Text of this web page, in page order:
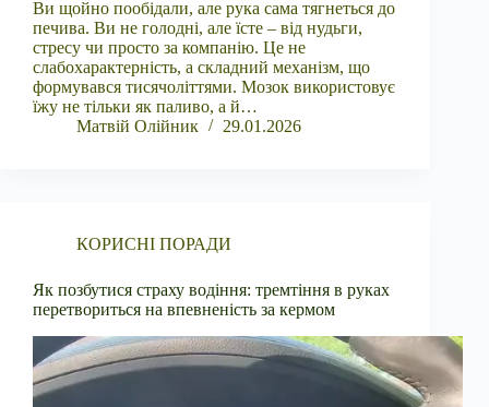
Ви щойно пообідали, але рука сама тягнеться до
печива. Ви не голодні, але їсте – від нудьги,
стресу чи просто за компанію. Це не
слабохарактерність, а складний механізм, що
формувався тисячоліттями. Мозок використовує
їжу не тільки як паливо, а й…
Матвій Олійник
29.01.2026
КОРИСНІ ПОРАДИ
Як позбутися страху водіння: тремтіння в руках
перетвориться на впевненість за кермом